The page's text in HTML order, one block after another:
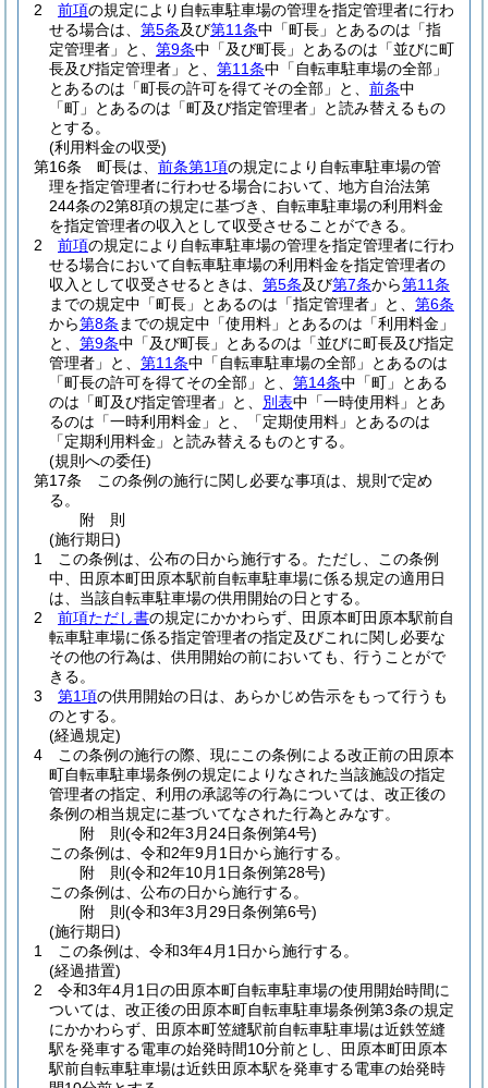
2
前項の規定により自転車駐車場の管理を指定管理者に行わ
せる場合は、 第5条及び第11条中「町長」とあるのは「指
定管理者」と、 第9条中「及び町長」とあるのは「並びに町
長及び指定管理者」と、 第11条中「自転車駐車場の全部」
とあるのは「町長の許可を得てその全部」と、 前条中
「町」とあるのは「町及び指定管理者」と読み替えるもの
とする。
(利用料金の収受)
第16条
町長は、 前条第1項の規定により自転車駐車場の管
理を指定管理者に行わせる場合において、地方自治法第
244条の2第8項の規定に基づき、自転車駐車場の利用料金
を指定管理者の収入として収受させることができる。
2
前項の規定により自転車駐車場の管理を指定管理者に行わ
せる場合において自転車駐車場の利用料金を指定管理者の
収入として収受させるときは、 第5条及び第7条から第11条
までの規定中「町長」とあるのは「指定管理者」と、 第6条
から第8条 までの規定中「使用料」とあるのは「利用料金」
と、 第9条中「及び町長」とあるのは「並びに町長及び指定
管理者」と、 第11条中「自転車駐車場の全部」とあるのは
「町長の許可を得てその全部」と、 第14条中「町」とある
のは「町及び指定管理者」と、 別表中「一時使用料」とあ
るのは「一時利用料金」と、「定期使用料」とあるのは
「定期利用料金」と読み替えるものとする。
(規則への委任)
第17条
この条例の施行に関し必要な事項は、規則で定め
る。
附 則
(施行期日)
1
この条例は、公布の日から施行する。 ただし、この条例
中、田原本町田原本駅前自転車駐車場に係る規定の適用日
は、当該自転車駐車場の供用開始の日とする。
2
前項ただし書の規定にかかわらず、田原本町田原本駅前自
転車駐車場に係る指定管理者の指定及びこれに関し必要な
その他の行為は、供用開始の前においても、行うことがで
きる。
3
第1項の供用開始の日は、あらかじめ告示をもって行うも
のとする。
(経過規定)
4
この条例の施行の際、現にこの条例による改正前の田原本
町自転車駐車場条例の規定によりなされた当該施設の指定
管理者の指定、利用の承認等の行為については、改正後の
条例の相当規定に基づいてなされた行為とみなす。
附 則(令和2年3月24日条例第4号)
この条例は、令和2年9月1日から施行する。
附 則(令和2年10月1日条例第28号)
この条例は、公布の日から施行する。
附 則(令和3年3月29日条例第6号)
(施行期日)
1
この条例は、令和3年4月1日から施行する。
(経過措置)
2
令和3年4月1日の田原本町自転車駐車場の使用開始時間に
ついては、改正後の田原本町自転車駐車場条例第3条の規定
にかかわらず、田原本町笠縫駅前自転車駐車場は近鉄笠縫
駅を発車する電車の始発時間10分前とし、田原本町田原本
駅前自転車駐車場は近鉄田原本駅を発車する電車の始発時